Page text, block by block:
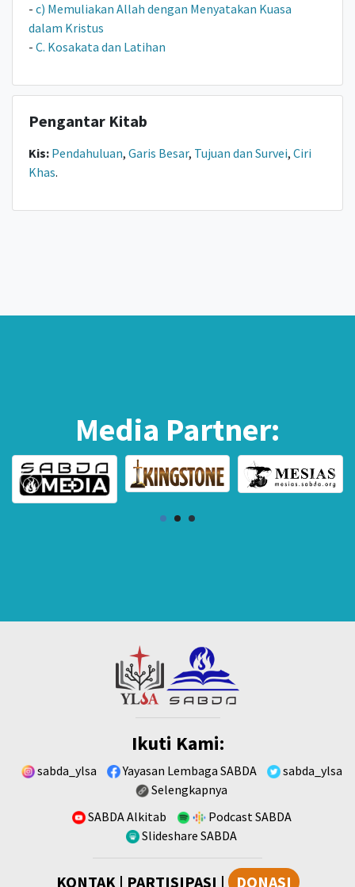
- c) Memuliakan Allah dengan Menyatakan Kuasa
dalam Kristus
- C. Kosakata dan Latihan
Pengantar Kitab
Kis: Pendahuluan, Garis Besar, Tujuan dan Survei, Ciri
Khas.
Media Partner:
Ikuti Kami:
sabda_ylsa Yayasan Lembaga SABDA
sabda_ylsa
Selengkapnya
SABDA Alkitab
Podcast SABDA
Slideshare SABDA
KONTAK | PARTISIPASI | DONASI